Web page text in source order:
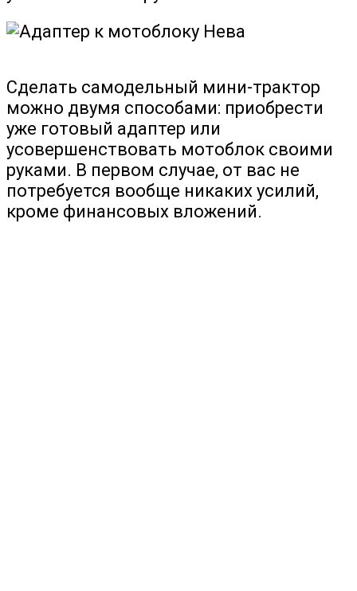
Сделать самодельный мини-трактор
можно двумя способами: приобрести
уже готовый адаптер или
усовершенствовать мотоблок своими
руками. В первом случае, от вас не
потребуется вообще никаких усилий,
кроме финансовых вложений.